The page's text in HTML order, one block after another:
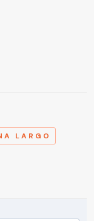
LARGO